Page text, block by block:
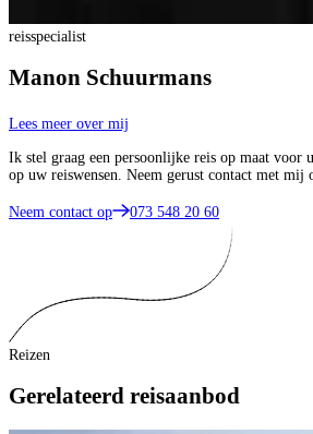
reisspecialist
Manon Schuurmans
Lees meer over mij
Ik stel graag een persoonlijke reis op maat voor u
op uw reiswensen. Neem gerust contact met mij
Neem contact op 073 548 20 60
Reizen
Gerelateerd reisaanbod